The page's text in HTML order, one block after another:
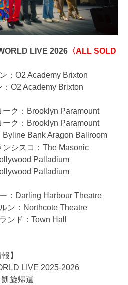
LIVE 2026 〈ALL SOLD
：O2 Academy Brixton
：O2 Academy Brixton
ーク：Brooklyn Paramount
ーク：Brooklyn Paramount
Byline Bank Aragon Ballroom
ンシスコ：The Masonic
Palladium
Palladium
：Darling Harbour Theatre
ン：Northcote Theatre
ンド：Town Hall
】
LIVE 2025-2026
旋帰還